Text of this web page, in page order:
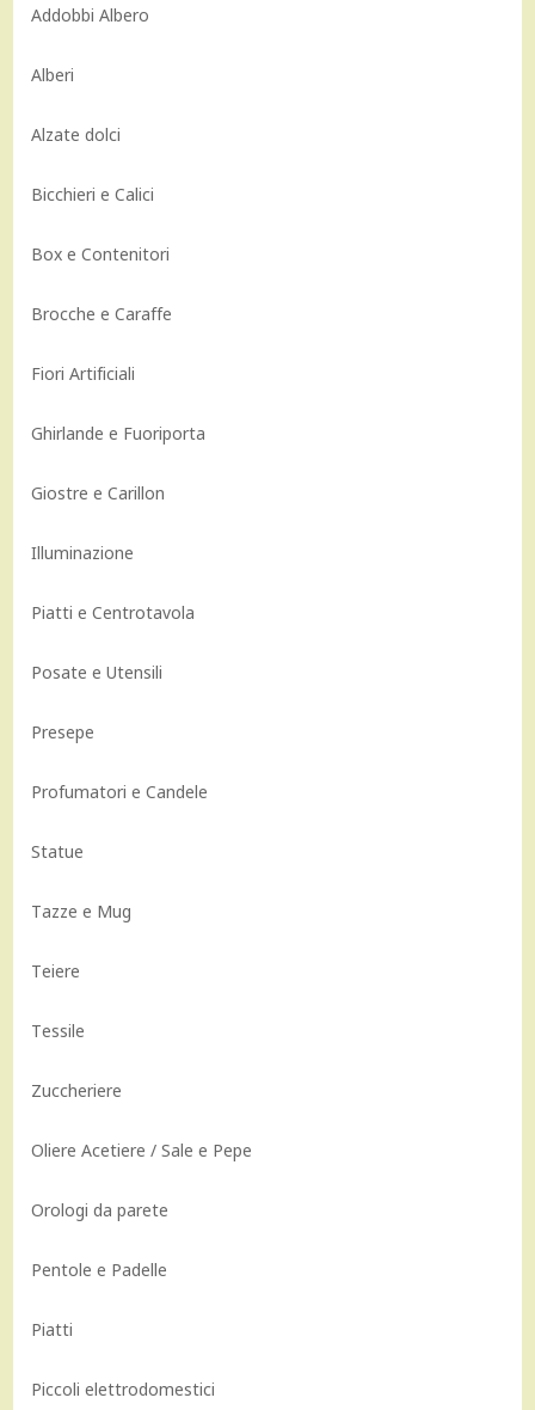
Addobbi Albero
Alberi
Alzate dolci
Bicchieri e Calici
Box e Contenitori
Brocche e Caraffe
Fiori Artificiali
Ghirlande e Fuoriporta
Giostre e Carillon
Illuminazione
Piatti e Centrotavola
Posate e Utensili
Presepe
Profumatori e Candele
Statue
Tazze e Mug
Teiere
Tessile
Zuccheriere
Oliere Acetiere / Sale e Pepe
Orologi da parete
Pentole e Padelle
Piatti
Piccoli elettrodomestici